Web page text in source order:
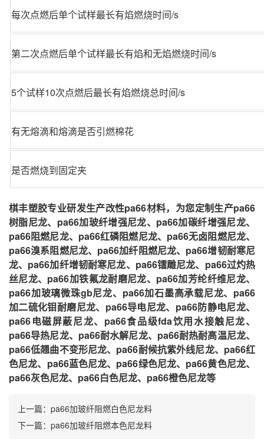
每次点燃后单个试样最长有焰燃烧时间/s
第二次点燃后单个试样最长有焰和无焰燃烧时间/s
5个试样10次点燃后最长有焰燃烧总时间/s
有无熔滴和熔滴是否引燃棉花
是否燃烧到固定夹
棋丰塑胶专业研发生产改性pa66材料，为您定制生产pa66
树脂尼龙、pa66加玻纤增强尼龙、pa66加碳纤增强尼龙、
pa66阻燃尼龙、pa66红磷阻燃尼龙、pa66无卤阻燃尼龙、
pa66溴系阻燃尼龙、pa66加纤阻燃尼龙、pa66增韧耐寒尼
龙、pa66加纤增韧耐寒尼龙、pa66镭雕尼龙、pa66过灼热
丝尼龙、pa66加铁氟龙耐磨尼龙、pa66加芳纶纤维尼龙、
pa66加玻璃微珠gb尼龙、pa66加石墨高承载尼龙、pa66
加二硫化钼耐磨尼龙、pa66导电尼龙、pa66防静电尼龙、
pa66电磁屏蔽尼龙、pa66食品级fda饮用水接触尼龙、
pa66导热尼龙、pa66耐水解尼龙、pa66耐热耐高温尼龙、
pa66低翘曲不变形尼龙、pa66耐候抗紫外线尼龙、pa66红
色尼龙、pa66蓝色尼龙、pa66绿色尼龙、pa66黄色尼龙、
pa66灰色尼龙、pa66白色尼龙、pa66橙色尼龙等
上一篇： pa66加玻纤阻燃白色尼龙料
下一篇： pa66加玻纤阻燃本色尼龙料